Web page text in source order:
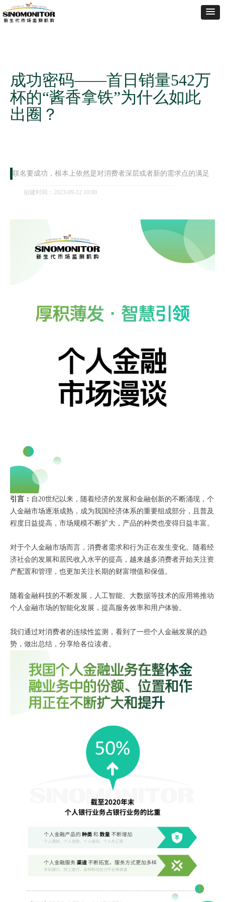
成功密码——首日销量542万
杯的“酱香拿铁”为什么如此
出圈？
联名要成功，根本上依然是对消费者深层或者新的需求点的满足
创建时间： 2023-09-12 10:00
引言： 自20世纪以来，随着经济的发展和金融创新的不断涌现，个
人金融市场逐渐成熟，成为我国经济体系的重要组成部分，且普及
程度日益提高，市场规模不断扩大，产品的种类也变得日益丰富。
对于个人金融市场而言，消费者需求和行为正在发生变化。随着经
济社会的发展和居民收入水平的提高，越来越多消费者开始关注资
产配置和管理，也更加关注长期的财富增值和保值。
随着金融科技的不断发展，人工智能、大数据等技术的应用将推动
个人金融市场的智能化发展，提高服务效率和用户体验。
我们通过对消费者的连续性监测，看到了一些个人金融发展的趋
势，做出总结，分享给各位读者。